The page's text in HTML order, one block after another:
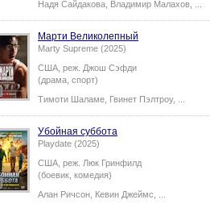
Надя Сайдакова Владимир Малахов
Марти Великолепный
Marty Supreme (2025)
США, реж. Джош Сэфди
(драма, спорт)
Тимоти Шаламе Гвинет Пэлтроу,
Убойная суббота
Playdate (2025)
США, реж. Люк Гринфилд
(боевик, комедия)
Алан Ричсон Кевин Джеймс